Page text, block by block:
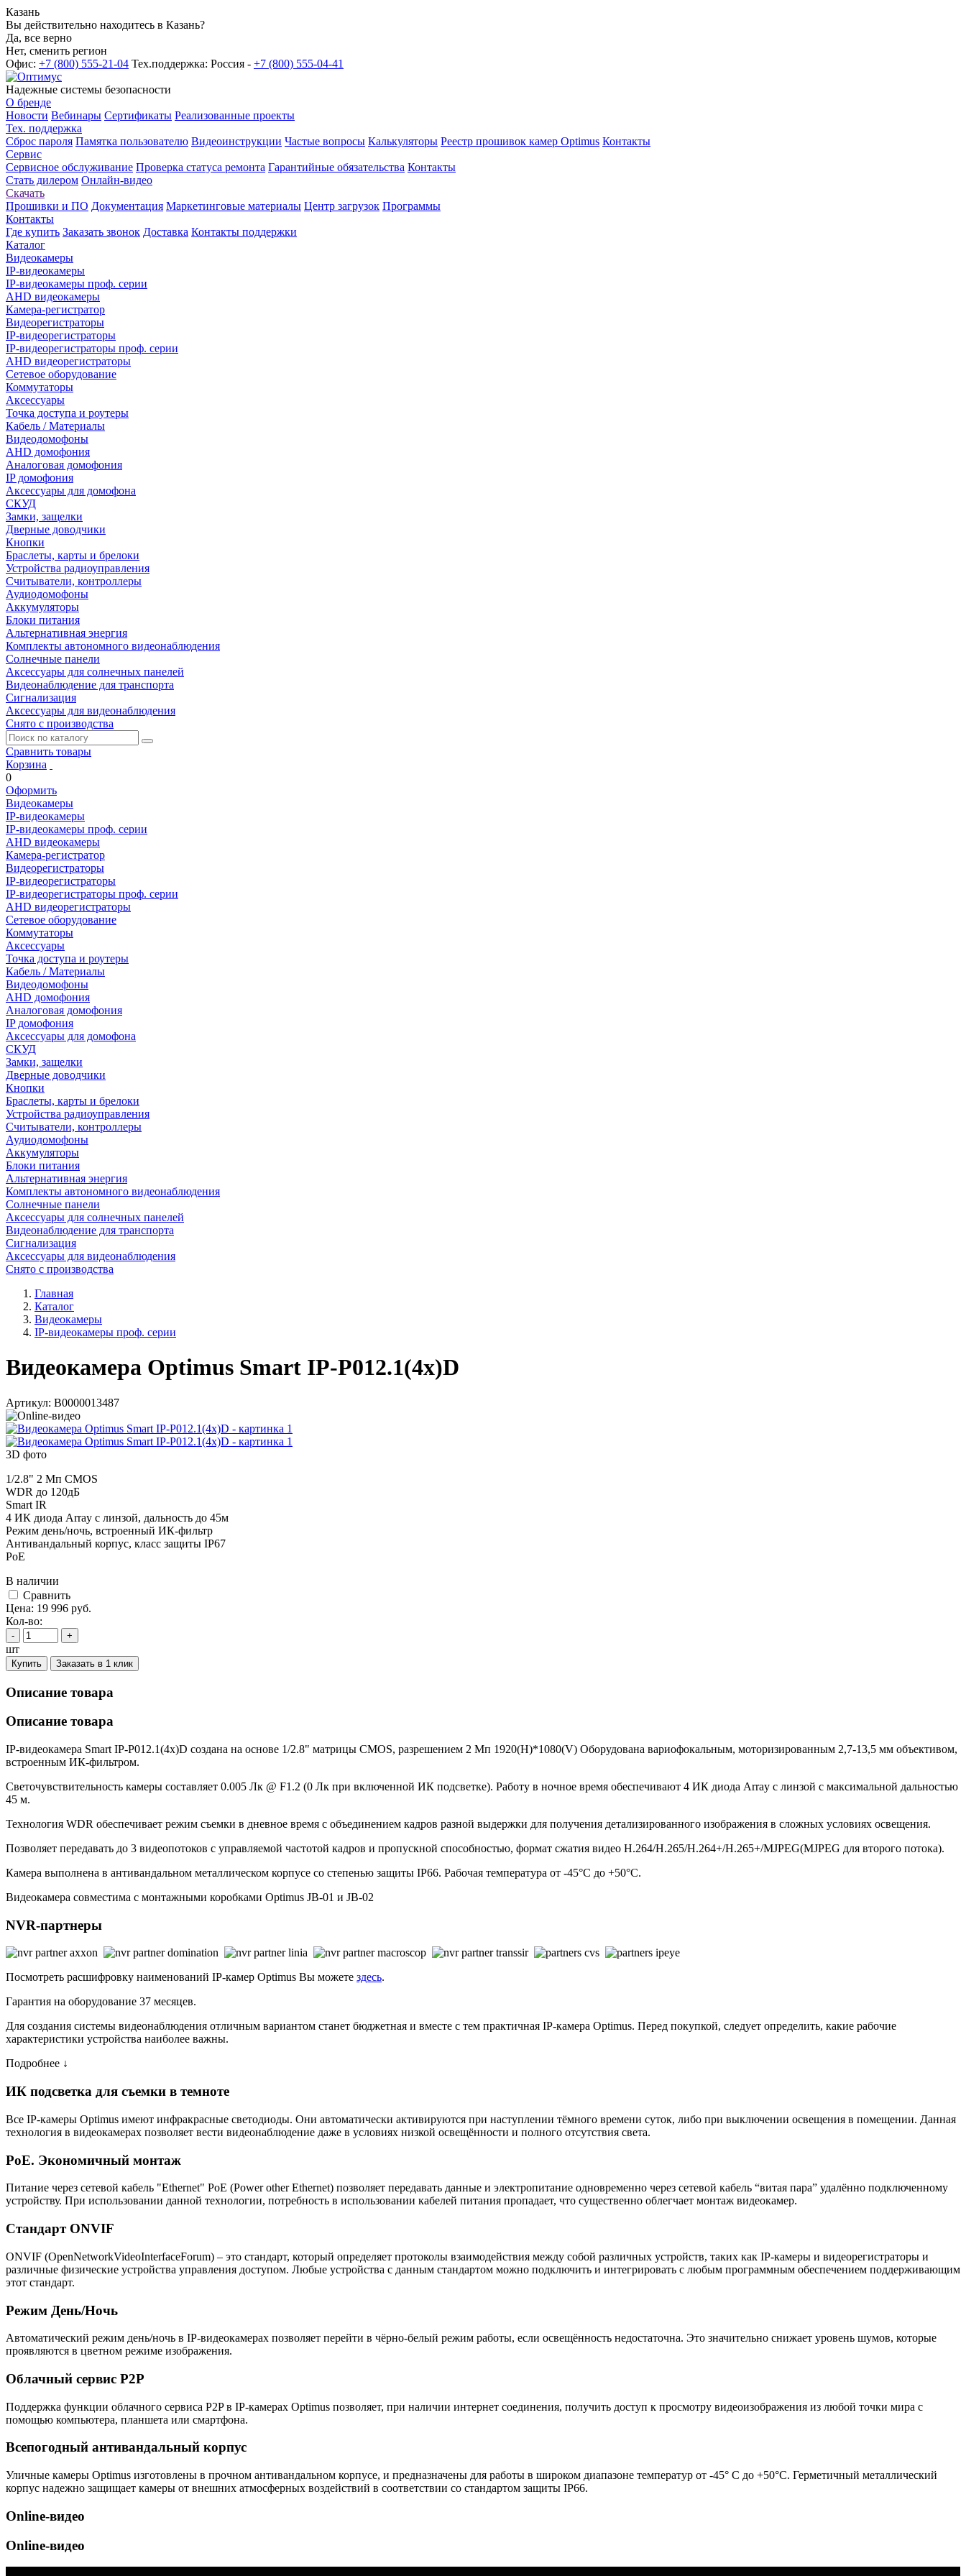
Казань
Вы действительно находитесь в Казань?
Да, все верно
Нет, сменить регион
Офис: +7 (800) 555-21-04 Тех.поддержка: Россия - +7 (800) 555-04-41
Надежные системы безопасности
О бренде
Новости Вебинары Сертификаты Реализованные проекты
Тех. поддержка
Сброс пароля Памятка пользователю Видеоинструкции Частые вопросы Калькуляторы Реестр прошивок камер Optimus Контакты
Сервис
Сервисное обслуживание Проверка статуса ремонта Гарантийные обязательства Контакты
Стать дилером Онлайн-видео
Скачать
Прошивки и ПО Документация Маркетинговые материалы Центр загрузок Программы
Контакты
Где купить Заказать звонок Доставка Контакты поддержки
Каталог
Видеокамеры
IP-видеокамеры
IP-видеокамеры проф. серии
AHD видеокамеры
Камера-регистратор
Видеорегистраторы
IP-видеорегистраторы
IP-видеорегистраторы проф. серии
AHD видеорегистраторы
Сетевое оборудование
Коммутаторы
Аксессуары
Точка доступа и роутеры
Кабель / Материалы
Видеодомофоны
AHD домофония
Аналоговая домофония
IP домофония
Аксессуары для домофона
СКУД
Замки, защелки
Дверные доводчики
Кнопки
Браслеты, карты и брелоки
Устройства радиоуправления
Считыватели, контроллеры
Аудиодомофоны
Аккумуляторы
Блоки питания
Альтернативная энергия
Комплекты автономного видеонаблюдения
Солнечные панели
Аксессуары для солнечных панелей
Видеонаблюдение для транспорта
Сигнализация
Аксессуары для видеонаблюдения
Снято с производства
Сравнить товары
Корзина
0
Оформить
Видеокамеры
IP-видеокамеры
IP-видеокамеры проф. серии
AHD видеокамеры
Камера-регистратор
Видеорегистраторы
IP-видеорегистраторы
IP-видеорегистраторы проф. серии
AHD видеорегистраторы
Сетевое оборудование
Коммутаторы
Аксессуары
Точка доступа и роутеры
Кабель / Материалы
Видеодомофоны
AHD домофония
Аналоговая домофония
IP домофония
Аксессуары для домофона
СКУД
Замки, защелки
Дверные доводчики
Кнопки
Браслеты, карты и брелоки
Устройства радиоуправления
Считыватели, контроллеры
Аудиодомофоны
Аккумуляторы
Блоки питания
Альтернативная энергия
Комплекты автономного видеонаблюдения
Солнечные панели
Аксессуары для солнечных панелей
Видеонаблюдение для транспорта
Сигнализация
Аксессуары для видеонаблюдения
Снято с производства
Главная
Каталог
Видеокамеры
IP-видеокамеры проф. серии
Видеокамера Optimus Smart IP-P012.1(4x)D
Артикул: В0000013487
3D фото
1/2.8" 2 Мп CMOS
WDR до 120дБ
Smart IR
4 ИК диода Array с линзой, дальность до 45м
Режим день/ночь, встроенный ИК-фильтр
Антивандальный корпус, класс защиты IР67
PoE
В наличии
Cравнить
Цена: 19 996 руб.
Кол-во:
- +
шт
Купить Заказать в 1 клик
Описание товара
Описание товара
IP-видеокамера Smart IP-P012.1(4x)D создана на основе 1/2.8" матрицы CMOS, разрешением 2 Мп 1920(H)*1080(V) Оборудована вариофокальным, моторизированным 2,7-13,5 мм объективом,
встроенным ИК-фильтром.
Светочувствительность камеры составляет 0.005 Лк @ F1.2 (0 Лк при включенной ИК подсветке). Работу в ночное время обеспечивают 4 ИК диода Array с линзой с максимальной дальностью
45 м.
Технология WDR обеспечивает режим съемки в дневное время с объединением кадров разной выдержки для получения детализированного изображения в сложных условиях освещения.
Позволяет передавать до 3 видеопотоков с управляемой частотой кадров и пропускной способностью, формат сжатия видео Н.264/H.265/Н.264+/H.265+/MJPEG(MJPEG для второго потока).
Камера выполнена в антивандальном металлическом корпусе со степенью защиты IP66. Рабочая температура от -45°С до +50°С.
Видеокамера совместима с монтажными коробками Optimus JB-01 и JB-02
NVR-партнеры
Посмотреть расшифровку наименований IP-камер Optimus Вы можете здесь.
Гарантия на оборудование 37 месяцев.
Для создания системы видеонаблюдения отличным вариантом станет бюджетная и вместе с тем практичная IP-камера Optimus. Перед покупкой, следует определить, какие рабочие
характеристики устройства наиболее важны.
Подробнее ↓
ИК подсветка для съемки в темноте
Все IP-камеры Optimus имеют инфракрасные светодиоды. Они автоматически активируются при наступлении тёмного времени суток, либо при выключении освещения в помещении. Данная
технология в видеокамерах позволяет вести видеонаблюдение даже в условиях низкой освещённости и полного отсутствия света.
PoE. Экономичный монтаж
Питание через сетевой кабель "Ethernet" PoE (Power other Ethernet) позволяет передавать данные и электропитание одновременно через сетевой кабель “витая пара” удалённо подключенному
устройству. При использовании данной технологии, потребность в использовании кабелей питания пропадает, что существенно облегчает монтаж видеокамер.
Стандарт ONVIF
ONVIF (OpenNetworkVideoInterfaceForum) – это стандарт, который определяет протоколы взаимодействия между собой различных устройств, таких как IP-камеры и видеорегистраторы и
различные физические устройства управления доступом. Любые устройства с данным стандартом можно подключить и интегрировать с любым программным обеспечением поддерживающим
этот стандарт.
Режим День/Ночь
Автоматический режим день/ночь в IP-видеокамерах позволяет перейти в чёрно-белый режим работы, если освещённость недостаточна. Это значительно снижает уровень шумов, которые
проявляются в цветном режиме изображения.
Облачный сервис P2P
Поддержка функции облачного сервиса P2P в IP-камерах Optimus позволяет, при наличии интернет соединения, получить доступ к просмотру видеоизображения из любой точки мира с
помощью компьютера, планшета или смартфона.
Всепогодный антивандальный корпус
Уличные камеры Optimus изготовлены в прочном антивандальном корпусе, и предназначены для работы в широком диапазоне температур от -45° C до +50°C. Герметичный металлический
корпус надежно защищает камеры от внешних атмосферных воздействий в соответствии со стандартом защиты IP66.
Online-видео
Online-видео